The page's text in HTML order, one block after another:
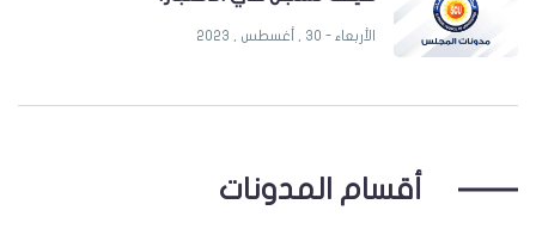
الأربعاء - 30 , أغسطس , 2023
أقسام المدونات